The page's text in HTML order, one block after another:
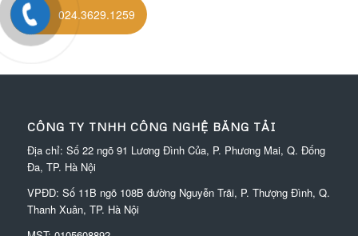
Ngọc Quỳnh-Link gốc
CÔNG TY TNHH CÔNG NGHỆ BĂNG TẢI
Địa chỉ: Số 22 ngõ 91 Lương Đình Của, P. Phương Mai, Q. Đống
Đa, TP. Hà Nội
VPĐD: Số 11B ngõ 108B đường Nguyễn Trãi, P. Thượng Đình, Q.
Thanh Xuân, TP. Hà Nội
024.3629.1259